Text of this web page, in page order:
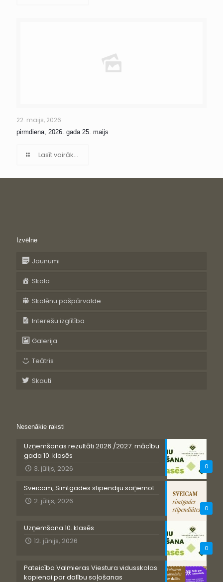
22. maijs, 2026
pirmdiena, 2026. gada 25. maijs
Lasīt vairāk...
Izvēlne
Jaunumi
Skola
Skolēnu pašpārvalde
Interešu izglītība
Galerija
Teātris
Skauti
Nesenākie raksti
0
Uzņemšanas rezultāti 2026./2027. mācību
gada 10. klasēs
3. jūlijs, 2026
0
Sveicam, Simtgades stipendiju saņemot
2. jūlijs, 2026
0
Uzņemšana 10. klasēs
12. jūnijs, 2026
Pateicība Valmieras Viestura vidusskolas
kopienai par dalību soļošanas